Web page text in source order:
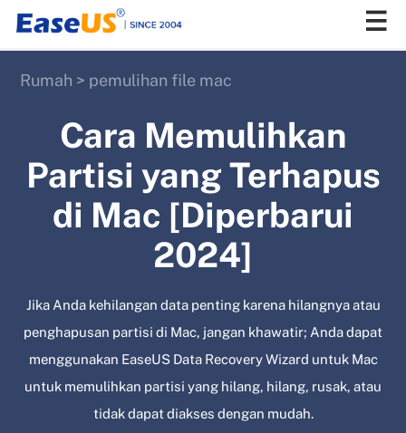
Rumah > pemulihan file mac
Cara Memulihkan
Partisi yang Terhapus
di Mac [Diperbarui
2024]
Jika Anda kehilangan data penting karena hilangnya atau
penghapusan partisi di Mac, jangan khawatir; Anda dapat
menggunakan EaseUS Data Recovery Wizard untuk Mac
untuk memulihkan partisi yang hilang, hilang, rusak, atau
tidak dapat diakses dengan mudah.